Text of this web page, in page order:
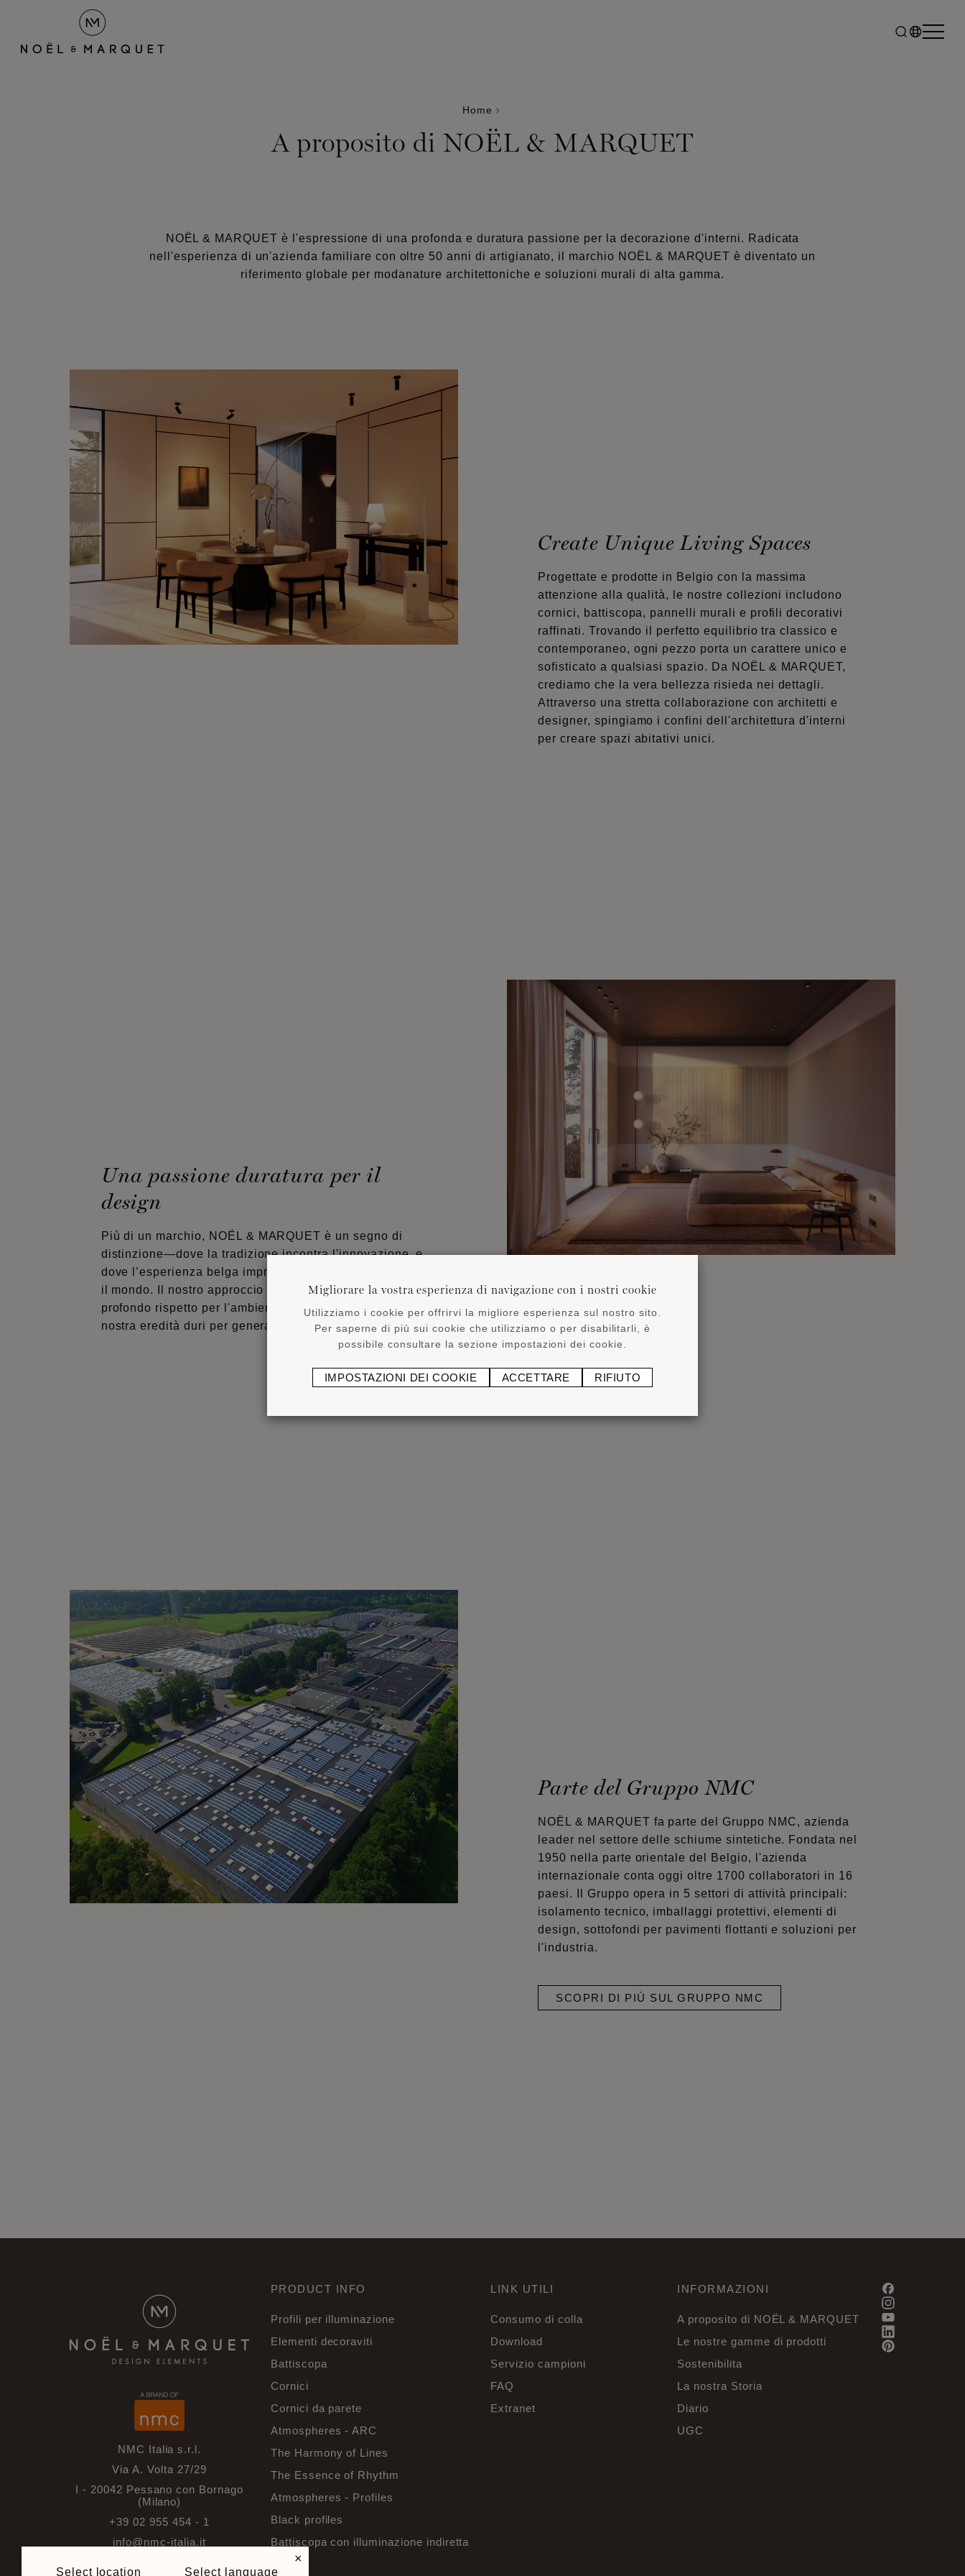
Home
A proposito di NOËL & MARQUET
NOËL & MARQUET è l'espressione di una profonda e duratura passione per la decorazione d'interni. Radicata
nell'esperienza di un'azienda familiare con oltre 50 anni di artigianato, il marchio NOËL & MARQUET è diventato un
riferimento globale per modanature architettoniche e soluzioni murali di alta gamma.
Create Unique Living Spaces
Progettate e prodotte in Belgio con la massima
attenzione alla qualità, le nostre collezioni includono
cornici, battiscopa, pannelli murali e profili decorativi
raffinati. Trovando il perfetto equilibrio tra classico e
contemporaneo, ogni pezzo porta un carattere unico e
sofisticato a qualsiasi spazio. Da NOËL & MARQUET,
crediamo che la vera bellezza risieda nei dettagli.
Attraverso una stretta collaborazione con architetti e
designer, spingiamo i confini dell'architettura d'interni
per creare spazi abitativi unici.
Una passione duratura per il
design
Più di un marchio, NOËL & MARQUET è un segno di
distinzione—dove la tradizione incontra l'innovazione, e
dove l’esperienza belga impreziosisce gli interni di tutto
il mondo. Il nostro approccio sostenibile riflette il nostro
profondo rispetto per l'ambiente, garantendo che la
nostra eredità duri per generazioni.
Parte del Gruppo NMC
NOËL & MARQUET fa parte del Gruppo NMC, azienda
leader nel settore delle schiume sintetiche. Fondata nel
1950 nella parte orientale del Belgio, l'azienda
internazionale conta oggi oltre 1700 collaboratori in 16
paesi. Il Gruppo opera in 5 settori di attività principali:
isolamento tecnico, imballaggi protettivi, elementi di
design, sottofondi per pavimenti flottanti e soluzioni per
l'industria.
SCOPRI DI PIÙ SUL GRUPPO NMC
NMC Italia s.r.l.
Via A. Volta 27/29
I - 20042 Pessano con Bornago
(Milano)
+39 02 955 454 - 1
info@nmc-italia.it
PRODUCT INFO
Profili per illuminazione
Elementi decoraviti
Battiscopa
Cornici
Cornici da parete
Atmospheres - ARC
The Harmony of Lines
The Essence of Rhythm
Atmospheres - Profiles
Black profiles
Battiscopa con illuminazione indiretta
LINK UTILI
Consumo di colla
Download
Servizio campioni
FAQ
Extranet
INFORMAZIONI
A proposito di NOËL & MARQUET
Le nostre gamme di prodotti
Sostenibilita
La nostra Storia
Diario
UGC
Migliorare la vostra esperienza di navigazione con i nostri cookie
Utilizziamo i cookie per offrirvi la migliore esperienza sul nostro sito.
Per saperne di più sui cookie che utilizziamo o per disabilitarli, è
possibile consultare la sezione impostazioni dei cookie.
IMPOSTAZIONI DEI COOKIE ACCETTARE RIFIUTO
×
Select location Select language